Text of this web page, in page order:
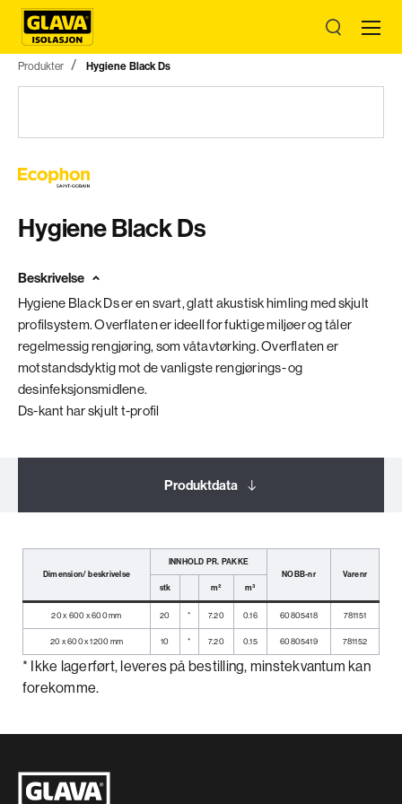
Produkter Hygiene Black Ds
Hygiene Black Ds
Beskrivelse
Hygiene Black Ds er en svart, glatt akustisk himling med skjult
profilsystem. Overflaten er ideell for fuktige miljøer og tåler
regelmessig rengjøring, som våtavtørking. Overflaten er
motstandsdyktig mot de vanligste rengjørings- og
desinfeksjonsmidlene.
Ds-kant har skjult t-profil
Produktdata
Dimension/ beskrivelse
INNHOLD PR. PAKKE
NOBB-nr
Varenr
stk
m² m³
20 x 600 x 600 mm 20 * 7.20 0.16 60805418 781151
20 x 600 x 1200 mm 10 * 7.20 0.15 60805419 781152
* Ikke lagerført, leveres på bestilling, minstekvantum kan
forekomme.